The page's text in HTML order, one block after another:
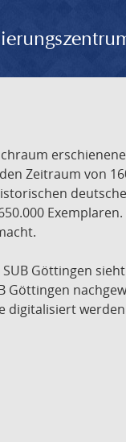
Zeitraum von
Göttingen
digitalisiert